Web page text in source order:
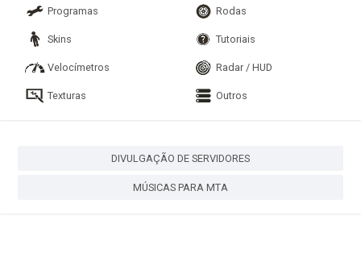
Programas Rodas
Skins Tutoriais
Velocímetros Radar / HUD
Texturas Outros
DIVULGAÇÃO DE SERVIDORES
MÚSICAS PARA MTA